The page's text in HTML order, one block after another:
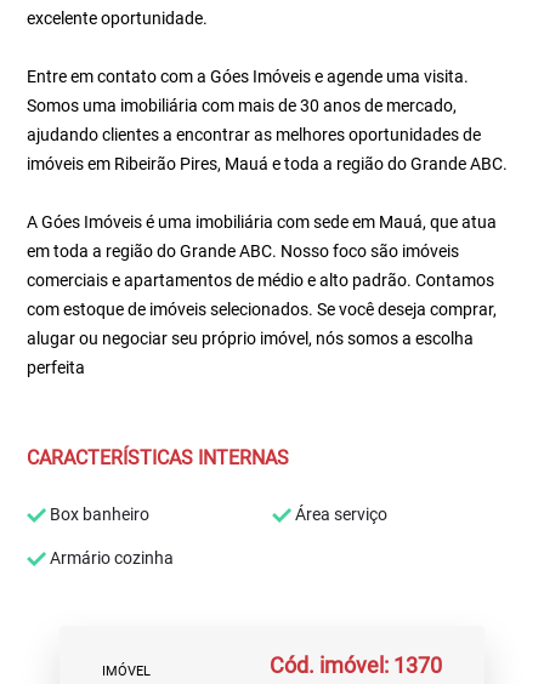
excelente oportunidade.
Entre em contato com a Góes Imóveis e agende uma visita.
Somos uma imobiliária com mais de 30 anos de mercado,
ajudando clientes a encontrar as melhores oportunidades de
imóveis em Ribeirão Pires, Mauá e toda a região do Grande ABC.
A Góes Imóveis é uma imobiliária com sede em Mauá, que atua
em toda a região do Grande ABC. Nosso foco são imóveis
comerciais e apartamentos de médio e alto padrão. Contamos
com estoque de imóveis selecionados. Se você deseja comprar,
alugar ou negociar seu próprio imóvel, nós somos a escolha
perfeita
CARACTERÍSTICAS INTERNAS
Box banheiro Área serviço
Armário cozinha
IMÓVEL Cód. imóvel: 1370